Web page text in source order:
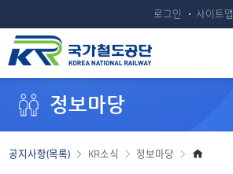
로그인 사이트맵
정보마당
홈
정보마당
KR소식
공지사항(목록)